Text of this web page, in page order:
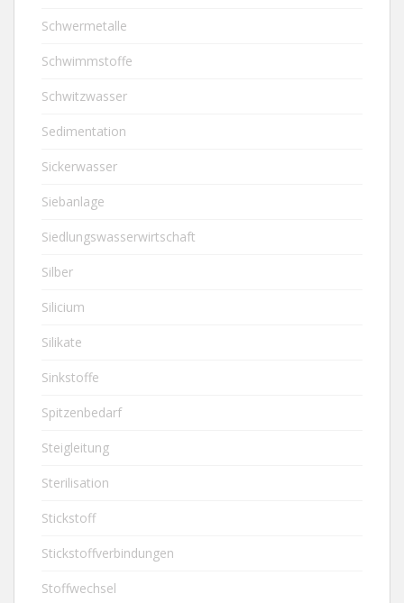
Schwermetalle
Schwimmstoffe
Schwitzwasser
Sedimentation
Sickerwasser
Siebanlage
Siedlungswasserwirtschaft
Silber
Silicium
Silikate
Sinkstoffe
Spitzenbedarf
Steigleitung
Sterilisation
Stickstoff
Stickstoffverbindungen
Stoffwechsel